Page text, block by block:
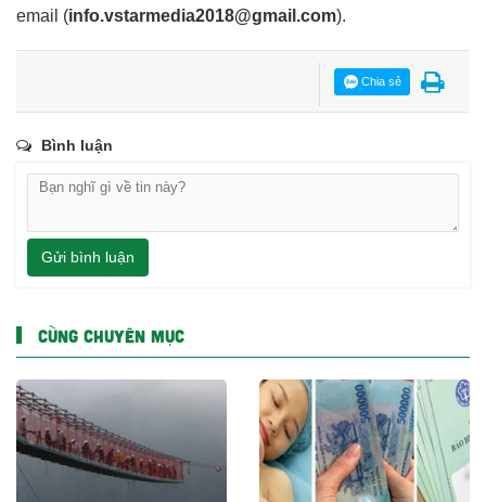
email (info.vstarmedia2018@gmail.com).
Chia sẻ
Bình luận
Gửi bình luận
CÙNG CHUYÊN MỤC